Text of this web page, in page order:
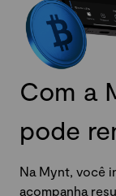
Com a
pode
Na Mynt, você
acompanha